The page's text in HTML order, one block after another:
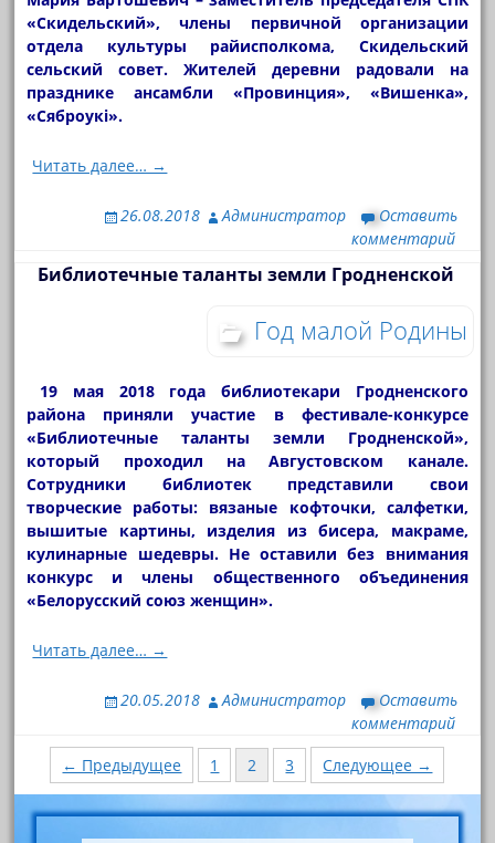
«Скидельский», члены первичной организации
отдела культуры райисполкома, Скидельский
сельский совет. Жителей деревни радовали на
празднике ансамбли «Провинция», «Вишенка»,
«Сяброукі».
Читать далее… →
26.08.2018 Администратор
Оставить
комментарий
Библиотечные таланты земли Гродненской
Год малой Родины
19 мая 2018 года библиотекари Гродненского
района приняли участие в фестивале-конкурсе
«Библиотечные таланты земли Гродненской»,
который проходил на Августовском канале.
Сотрудники библиотек представили свои
творческие работы: вязаные кофточки, салфетки,
вышитые картины, изделия из бисера, макраме,
кулинарные шедевры. Не оставили без внимания
конкурс и члены общественного объединения
«Белорусский союз женщин».
Читать далее… →
20.05.2018 Администратор
Оставить
комментарий
Навигация
записям
← Предыдущее 1 2 3 Следующее →